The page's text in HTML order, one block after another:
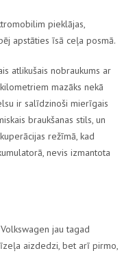
pieklājas,
apstāties īsā ceļa posmā.
atlikušais nobraukums ar
mazāks nekā
ir salīdzinoši mierīgais
braukšanas stils, un
režīmā, kad
nevis izmantota
jau tagad
aizdedzi, bet arī pirmo,